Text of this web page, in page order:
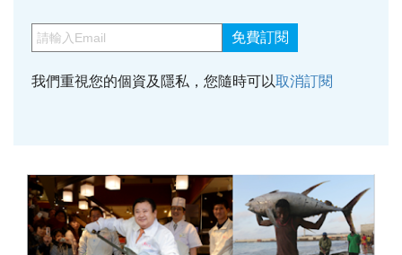
免費訂閱
我們重視您的個資及隱私，您隨時可以取消訂閱